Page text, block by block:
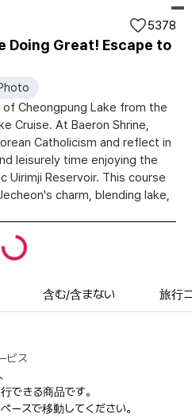
Doing Great! Escape to
5378
Cheongpung Lake from the
Cruise. At Baeron Shrine,
Catholicism and reflect in
leisurely time enjoying the
Uirimji Reservoir. This course
charm, blending lake,
含む/含まない 旅行
ビス
できる商品です。
ースで移動してください。